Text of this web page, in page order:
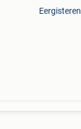
Eergisteren